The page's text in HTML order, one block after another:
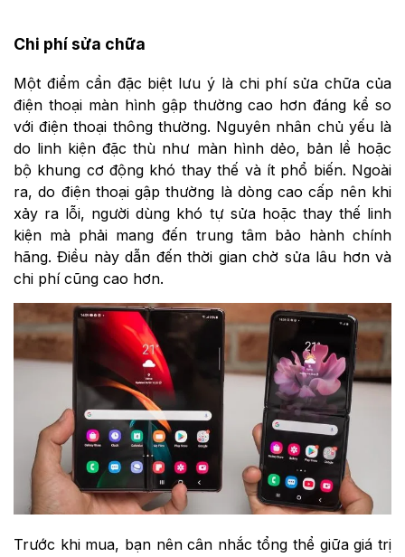
Chi phí sửa chữa
Một điểm cần đặc biệt lưu ý là chi phí sửa chữa của
điện thoại màn hình gập thường cao hơn đáng kể so
với điện thoại thông thường. Nguyên nhân chủ yếu là
do linh kiện đặc thù như màn hình dẻo, bản lề hoặc
bộ khung cơ động khó thay thế và ít phổ biến. Ngoài
ra, do điện thoại gập thường là dòng cao cấp nên khi
xảy ra lỗi, người dùng khó tự sửa hoặc thay thế linh
kiện mà phải mang đến trung tâm bảo hành chính
hãng. Điều này dẫn đến thời gian chờ sửa lâu hơn và
chi phí cũng cao hơn.
Trước khi mua, bạn nên cân nhắc tổng thể giữa giá trị